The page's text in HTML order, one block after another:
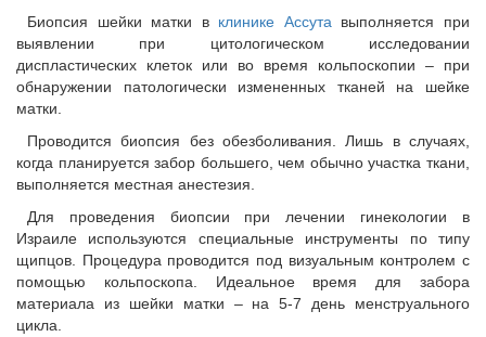
Биопсия шейки матки в клинике Ассутавыполняется при
выявлении при цитологическом исследовании
диспластических клеток или во время кольпоскопии – при
обнаружении патологически измененных тканей на шейке
матки.
Проводится биопсия без обезболивания. Лишь в случаях,
когда планируется забор большего, чем обычно участка ткани,
выполняется местная анестезия.
Для проведения биопсии при лечении гинекологии в
Израиле используются специальные инструменты по типу
щипцов. Процедура проводится под визуальным контролем с
помощью кольпоскопа. Идеальное время для забора
материала из шейки матки – на 5-7 день менструального
цикла.